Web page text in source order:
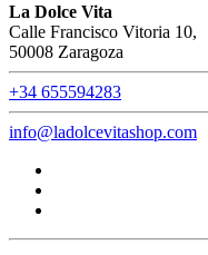
La Dolce Vita
Calle Francisco Vitoria 10,
50008 Zaragoza
+34 655594283
info@ladolcevitashop.com